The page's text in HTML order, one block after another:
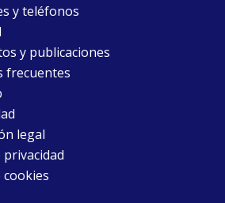
y teléfonos
y publicaciones
frecuentes
legal
privacidad
cookies